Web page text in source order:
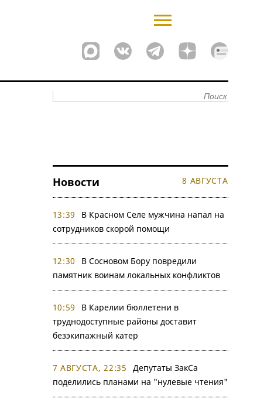
Новости 8 АВГУСТА
13:39
В Красном Селе мужчина напал на
сотрудников скорой помощи
12:30
В Сосновом Бору повредили
памятник воинам локальных конфликтов
10:59
В Карелии бюллетени в
труднодоступные районы доставит
безэкипажный катер
7 АВГУСТА, 22:35
Депутаты ЗакСа
поделились планами на "нулевые чтения"